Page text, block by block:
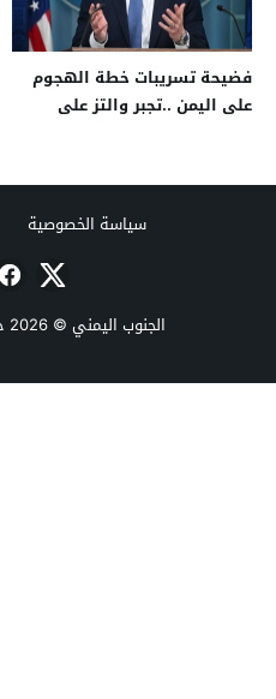
فضيحة تسريبات خطة الهجوم
على اليمن ..تجبر والتز على
سياسة الخصوصية
الجنوب اليمني © 2026 جميع الحقوق محفوظة.